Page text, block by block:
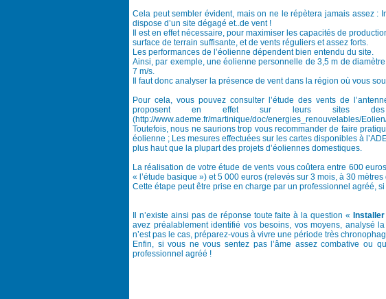
Cela peut sembler évident, mais on ne le répètera jamais assez :
dispose d’un site dégagé et..de vent !
Il est en effet nécessaire, pour maximiser les capacités de
surface de terrain suffisante, et de vents réguliers et assez forts.
Les performances de l’éolienne dépendent bien entendu du site.
Ainsi, par exemple, une éolienne personnelle de 3,5 m de
7 m/s.
Il faut donc analyser la présence de vent dans la région où vous
Pour cela, vous pouvez consulter l’étude des vents de
proposent en effet sur leurs sites des
(http://www.ademe.fr/martinique/doc/energies_renouvelables/
Toutefois, nous ne saurions trop vous recommander de faire
éolienne ; Les mesures effectuées sur les cartes disponibles à
plus haut que la plupart des projets d’éoliennes domestiques.
La réalisation de votre étude de vents vous coûtera entre 600
« l’étude basique ») et 5 000 euros (relevés sur 3 mois, à 30 mètres
Cette étape peut être prise en charge par un professionnel agréé,
Il n’existe ainsi pas de réponse toute faite à la question «
avez préalablement identifié vos besoins, vos moyens, analysé
n’est pas le cas, préparez-vous à vivre une période très
Enfin, si vous ne vous sentez pas l’âme assez combative ou
professionnel agréé !